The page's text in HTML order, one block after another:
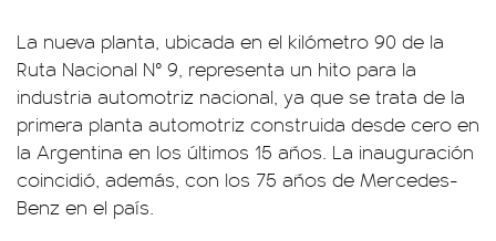
La nueva planta, ubicada en el kilómetro 90 de la
Ruta Nacional N° 9, representa un hito para la
industria automotriz nacional, ya que se trata de la
primera planta automotriz construida desde cero en
la Argentina en los últimos 15 años. La inauguración
coincidió, además, con los 75 años de Mercedes-
Benz en el país.